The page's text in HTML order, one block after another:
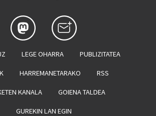
LEGE OHARRA PUBLIZITATEA
HARREMANETARAKO RSS
KANALA GOIENA TALDEA
GUREKIN LAN EGIN